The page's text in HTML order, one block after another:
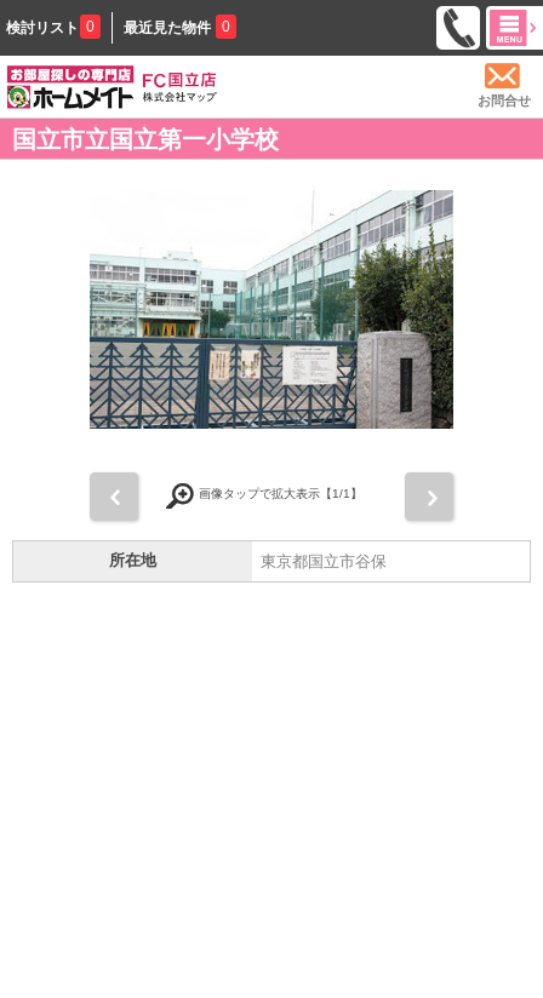
検討リスト 0 最近見た物件 0
お問合せ
国立市立国立第一小学校
画像タップで拡大表示【1/1】
所在地 東京都国立市谷保